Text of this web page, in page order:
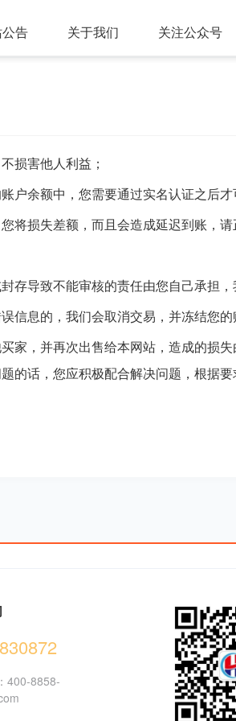
告 关于我们 关注公众号
损害他人利益；
户余额中，您需要通过实名认证之后才
将损失差额，而且会造成延迟到账，请
存导致不能审核的责任由您自己承担，
信息的，我们会取消交易，并冻结您的
家，并再次出售给本网站，造成的损
的话，您应积极配合解决问题，根据
400-8858-